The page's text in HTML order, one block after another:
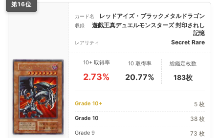
第16位
カード名 レッドアイズ・ブラックメタルドラゴン
収録
遊戯王真デュエルモンスターズ 封印されし
記憶
レアリティ Secret Rare
10+ 取得率
2.73%
10 取得率
20.77%
総鑑定枚数
183枚
Grade 10+ 5 枚
Grade 10 38 枚
Grade 9 73 枚